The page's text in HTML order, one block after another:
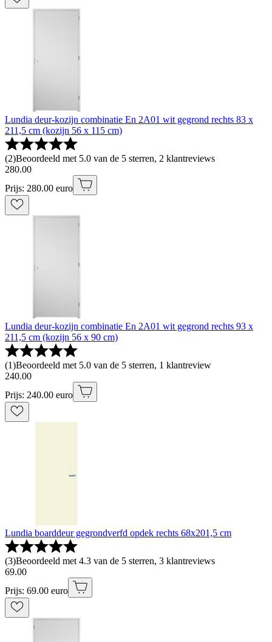
Lundia deur-kozijn combinatie En 2A01 wit gegrond rechts 83 x
211,5 cm (kozijn 56 x 115 cm)
(2)Beoordeeld met 5.0 van de 5 sterren, 2 klantreviews
280.00
Prijs: 280.00 euro
Lundia deur-kozijn combinatie En 2A01 wit gegrond rechts 93 x
211,5 cm (kozijn 56 x 90 cm)
(1)Beoordeeld met 5.0 van de 5 sterren, 1 klantreview
240.00
Prijs: 240.00 euro
Lundia boarddeur gegrondverfd opdek rechts 68x201,5 cm
(3)Beoordeeld met 4.3 van de 5 sterren, 3 klantreviews
69.00
Prijs: 69.00 euro